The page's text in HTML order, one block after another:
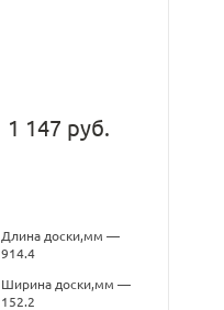
1 147 руб.
Длина доски,мм —
914.4
Ширина доски,мм —
152.2